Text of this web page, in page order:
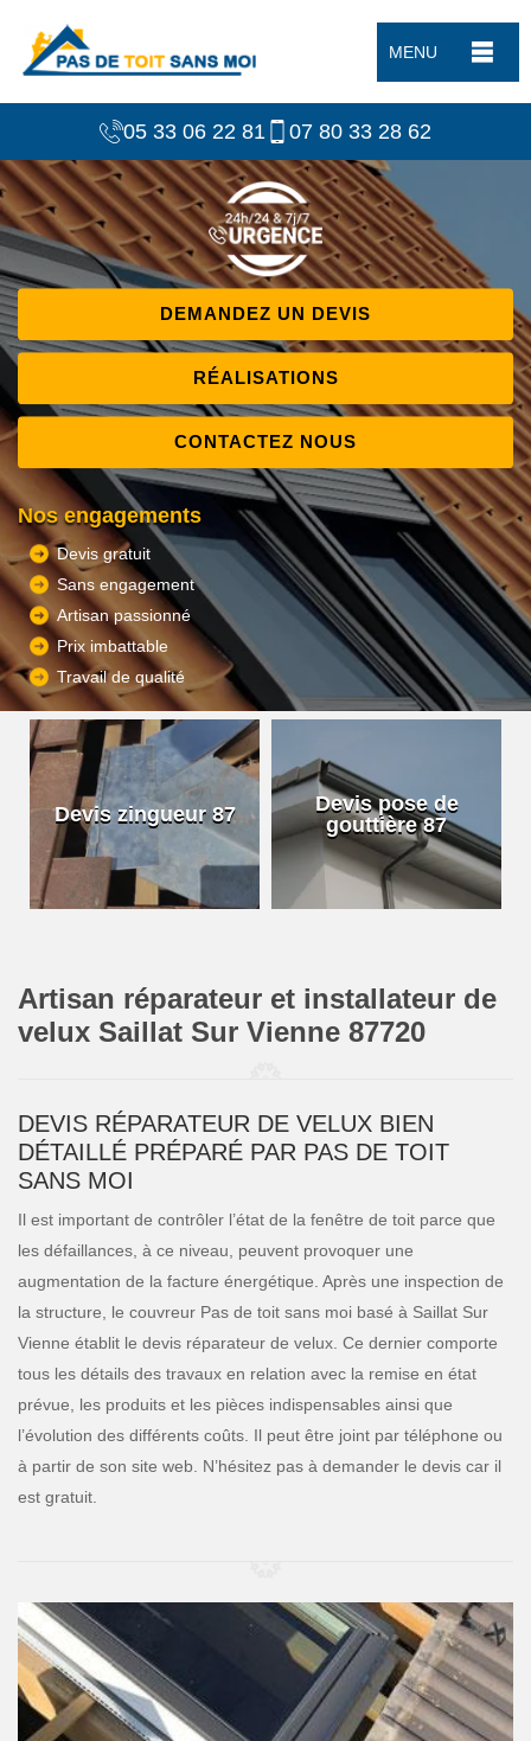
MENU
05 33 06 22 81 07 80 33 28 62
DEMANDEZ UN DEVIS
RÉALISATIONS
CONTACTEZ NOUS
Nos engagements
Devis gratuit
Sans engagement
Artisan passionné
Prix imbattable
Travail de qualité
Devis zingueur 87
Devis pose de
gouttière 87
Artisan réparateur et installateur de
velux Saillat Sur Vienne 87720
DEVIS RÉPARATEUR DE VELUX BIEN
DÉTAILLÉ PRÉPARÉ PAR PAS DE TOIT
SANS MOI
Il est important de contrôler l’état de la fenêtre de toit parce que
les défaillances, à ce niveau, peuvent provoquer une
augmentation de la facture énergétique. Après une inspection de
la structure, le couvreur Pas de toit sans moi basé à Saillat Sur
Vienne établit le devis réparateur de velux. Ce dernier comporte
tous les détails des travaux en relation avec la remise en état
prévue, les produits et les pièces indispensables ainsi que
l’évolution des différents coûts. Il peut être joint par téléphone ou
à partir de son site web. N’hésitez pas à demander le devis car il
est gratuit.